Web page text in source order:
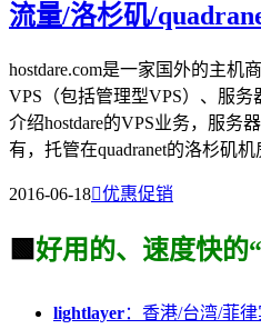
流量/洛杉矶/
hostdare.com是一家国外的主机
VPS（包括管理型VPS）、服
介绍hostdare的VPS业务，服务
有，托管在quadranet的洛杉矶机
2016-06-18优惠促销
🟩 好用的、速度快的
lightlayer：香港/台湾/菲